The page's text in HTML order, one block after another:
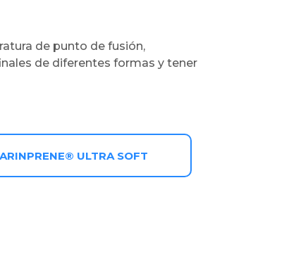
de punto de fusión,
de diferentes formas y tener
ULTRA SOFT